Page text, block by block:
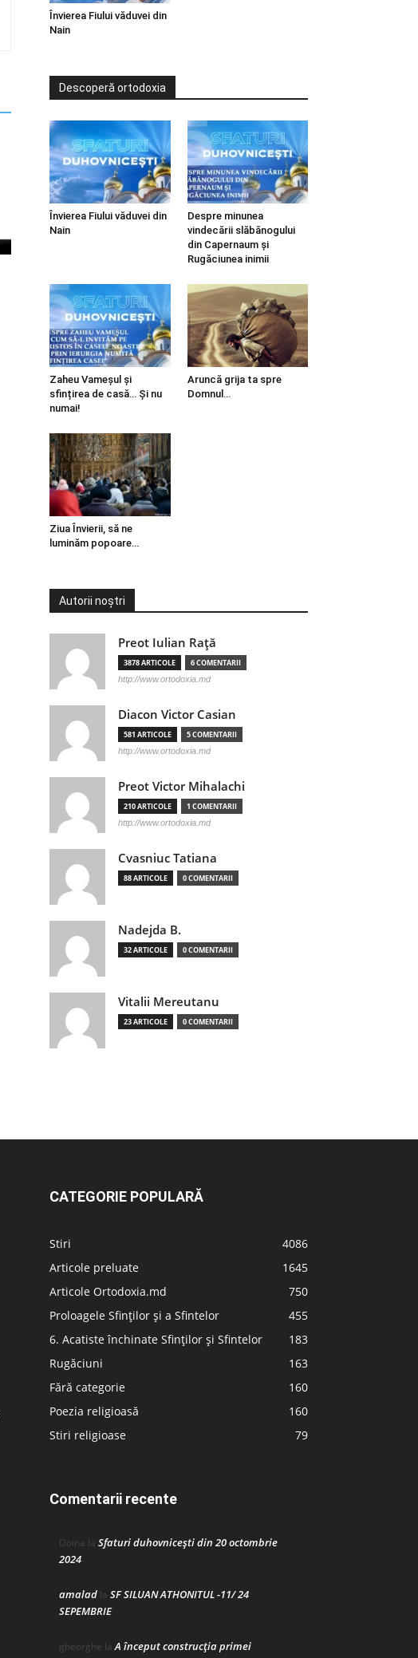
Învierea Fiului văduvei din
Nain
Descoperă ortodoxia
Învierea Fiului văduvei din
Nain
Despre minunea
vindecării slăbănogului
din Capernaum și
Rugăciunea inimii
Zaheu Vameșul și
sfințirea de casă… Și nu
numai!
Aruncă grija ta spre
Domnul…
Ziua Învierii, să ne
luminăm popoare…
Autorii noștri
Preot Iulian Raţă
3878 ARTICOLE 6 COMENTARII
http://www.ortodoxia.md
Diacon Victor Casian
581 ARTICOLE 5 COMENTARII
http://www.ortodoxia.md
Preot Victor Mihalachi
210 ARTICOLE 1 COMENTARII
http://www.ortodoxia.md
Cvasniuc Tatiana
88 ARTICOLE 0 COMENTARII
Nadejda B.
32 ARTICOLE 0 COMENTARII
Vitalii Mereutanu
23 ARTICOLE 0 COMENTARII
CATEGORIE POPULARĂ
Stiri
4086
Articole preluate
1645
Articole Ortodoxia.md
750
Proloagele Sfinților și a Sfintelor
455
6. Acatiste închinate Sfinților și Sfintelor
183
Rugăciuni
163
Fără categorie
160
Poezia religioasă
160
Stiri religioase
79
Comentarii recente
Doina la Sfaturi duhovnicești din 20 octombrie
2024
amalad la SF SILUAN ATHONITUL -11/ 24
SEPEMBRIE
gheorghe laA început construcţia primei